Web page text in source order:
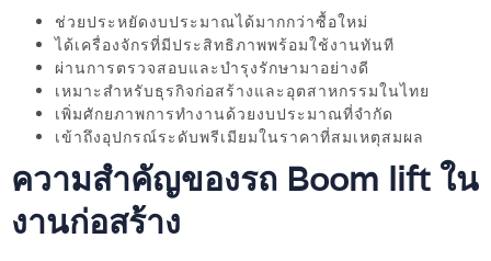
ช่วยประหยัดงบประมาณได้มากกว่าซื้อใหม่
ได้เครื่องจักรที่มีประสิทธิภาพพร้อมใช้งานทันที
ผ่านการตรวจสอบและบำรุงรักษามาอย่างดี
เหมาะสำหรับธุรกิจก่อสร้างและอุตสาหกรรมในไทย
เพิ่มศักยภาพการทำงานด้วยงบประมาณที่จำกัด
เข้าถึงอุปกรณ์ระดับพรีเมียมในราคาที่สมเหตุสมผล
ความสำคัญของรถ Boom lift ใน
งานก่อสร้าง